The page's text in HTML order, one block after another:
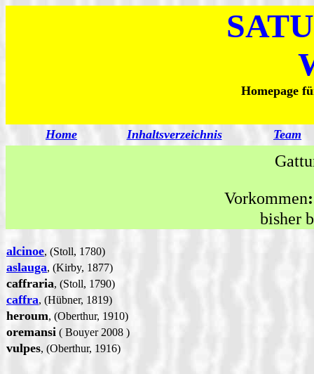
Homepage
Home Inhaltsverzeichnis Team
Vorkommen
bisher
alcinoe, (Stoll, 1780)
aslauga, (Kirby, 1877)
caffraria, (Stoll, 1790)
caffra, (Hübner, 1819)
heroum, (Oberthur, 1910)
oremansi ( Bouyer 2008 )
vulpes, (Oberthur, 1916)